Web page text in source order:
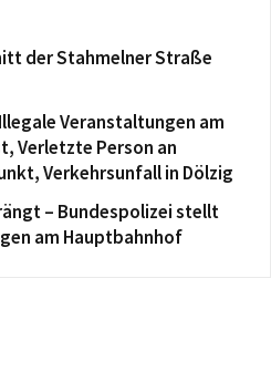
der Stahmelner Straße
Veranstaltungen am
Verletzte Person an
Verkehrsunfall in Dölzig
– Bundespolizei stellt
am Hauptbahnhof